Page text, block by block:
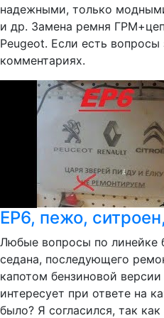
надежными, только
и др. Замена ремня
Peugeot. Если есть вопросы
комментариях.
ЕР6, пежо,
Любые вопросы по линейке
седана, последующего
капотом бензиновой
интересует при ответе на
было? Я согласился, так